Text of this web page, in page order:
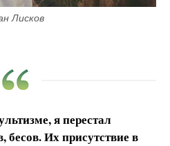
Лисков
я перестал
бесов. Их присутствие в